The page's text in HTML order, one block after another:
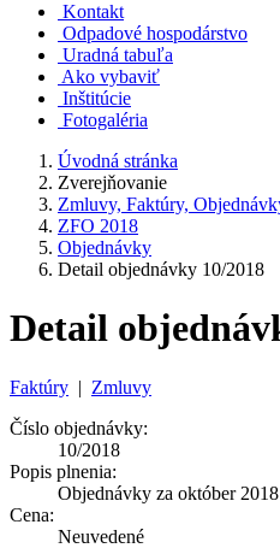
Kontakt
Odpadové hospodárstvo
Uradná tabuľa
Ako vybaviť
Inštitúcie
Fotogaléria
Úvodná stránka
Zverejňovanie
Zmluvy, Faktúry,
ZFO 2018
Objednávky
Detail objednávky 10/2018
Detail
Faktúry | Zmluvy
Číslo objednávky:
10/2018
Popis plnenia:
Objednávky za október 2018
Cena:
Neuvedené